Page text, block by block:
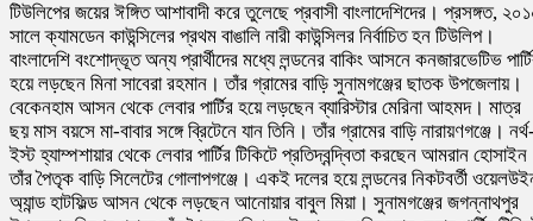
টিউলিপের জয়ের ঈঙ্গিত আশাবাদী করে তুলেছে প্রবাসী বাংলাদেশিদের। প্রসঙ্গত,
সালে ক্যামডেন কাউন্সিলের প্রথম বাঙালি নারী কাউন্সিলর নির্বাচিত হন টিউলিপ।
বাংলাদেশি বংশোদ্ভূত অন্য প্রার্থীদের মধ্যে লন্ডনের বাকিং আসনে কনজারভেটিভ
হয়ে লড়ছেন মিনা সাবেরা রহমান। তাঁর গ্রামের বাড়ি সুনামগঞ্জের ছাতক উপজেলায়।
বেকেনহাম আসন থেকে লেবার পার্টির হয়ে লড়ছেন ব্যারিস্টার মেরিনা আহমদ। মাত্র
ছয় মাস বয়সে মা-বাবার সঙ্গে ব্রিটেনে যান তিনি। তাঁর গ্রামের বাড়ি নারায়ণগঞ্জে।
ইস্ট হ্যাম্পশায়ার থেকে লেবার পার্টির টিকিটে প্রতিদ্বন্দ্বিতা করছেন আমরান
তাঁর পৈতৃক বাড়ি সিলেটের গোলাপগঞ্জে। একই দলের হয়ে লন্ডনের নিকটবর্তী
অ্যান্ড হাটফিল্ড আসন থেকে লড়ছেন আনোয়ার বাবুল মিয়া। সুনামগঞ্জের জগন্নাথপুর